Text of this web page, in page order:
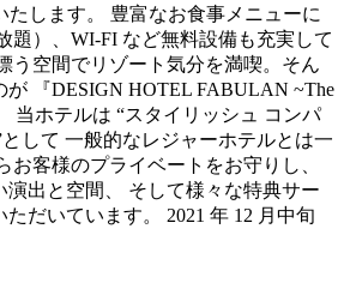
します。 豊富なお食事メニューに
題）、WI-FI など無料設備も充実して
う空間でリゾート気分を満喫。そん
が 『DESIGN HOTEL FABULAN ~The
当ホテルは “スタイリッシュ コンパ
して 一般的なレジャーホテルとは一
お客様のプライベートをお守りし、
演出と空間、 そして様々な特典サー
だいています。 2021 年 12 月中旬